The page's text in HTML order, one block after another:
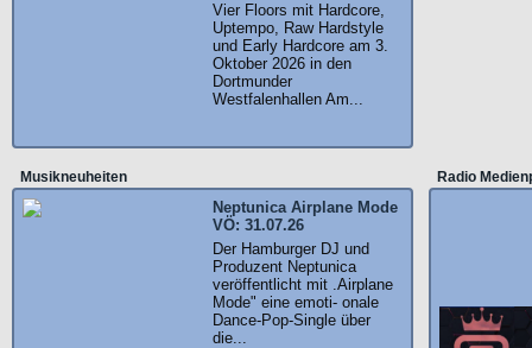
Vier Floors mit Hardcore,
Uptempo, Raw Hardstyle
und Early Hardcore am 3.
Oktober 2026 in den
Dortmunder
Westfalenhallen Am...
Radio
Musikneuheiten
Neptunica Airplane Mode
VÖ: 31.07.26
Der Hamburger DJ und
Produzent Neptunica
veröffentlicht mit .Airplane
Mode" eine emoti- onale
Dance-Pop-Single über
die...